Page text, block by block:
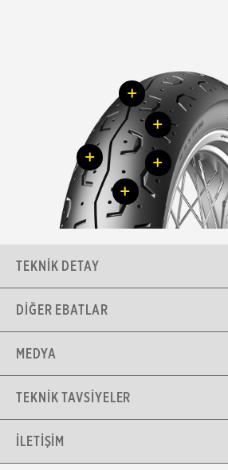
+
+
+
+
+
TEKNIK DETAY
DIĞER EBATLAR
MEDYA
TEKNIK TAVSIYELER
İLETIŞIM